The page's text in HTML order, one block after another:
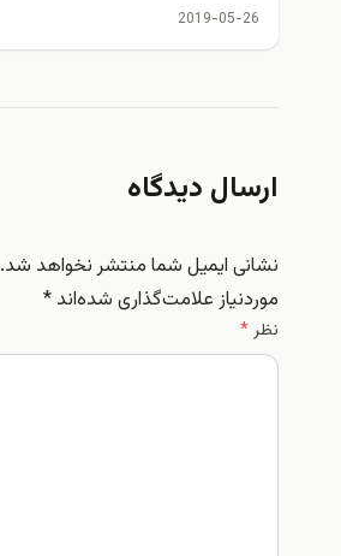
2019-05-26
ارسال دیدگاه
نشانی ایمیل شما منتشر نخواهد شد.
موردنیاز علامت‌گذاری شده‌اند*
نظر*